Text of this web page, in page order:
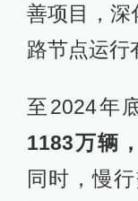
善项目，深
路节点运行
至2024年
1183万辆
同时，慢